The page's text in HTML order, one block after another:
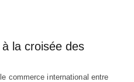
la croisée des
commerce international entre